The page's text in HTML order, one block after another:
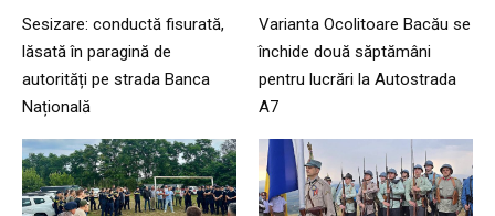
Sesizare: conductă fisurată,
lăsată în paragină de
autorități pe strada Banca
Națională
Varianta Ocolitoare Bacău se
închide două săptămâni
pentru lucrări la Autostrada
A7